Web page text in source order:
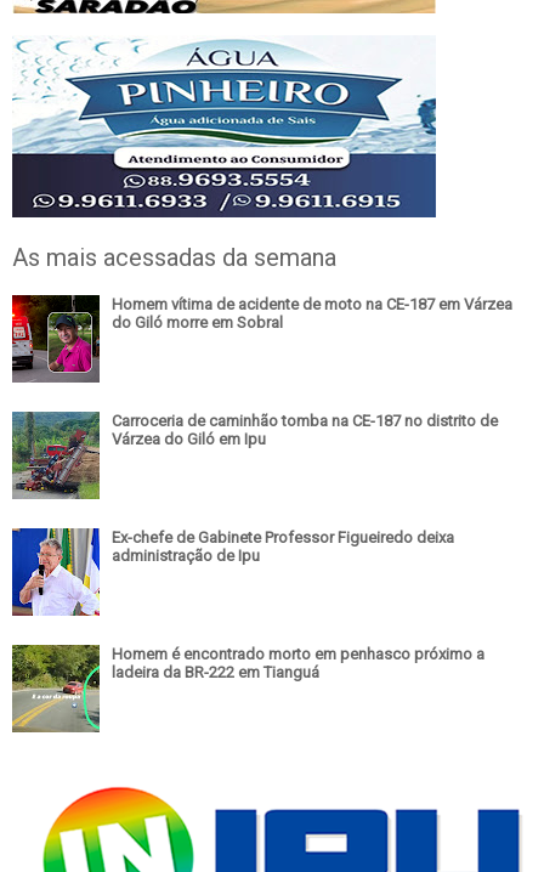
As mais acessadas da semana
Homem vítima de acidente de moto na CE-187 em Várzea
do Giló morre em Sobral
Carroceria de caminhão tomba na CE-187 no distrito de
Várzea do Giló em Ipu
Ex-chefe de Gabinete Professor Figueiredo deixa
administração de Ipu
Homem é encontrado morto em penhasco próximo a
ladeira da BR-222 em Tianguá